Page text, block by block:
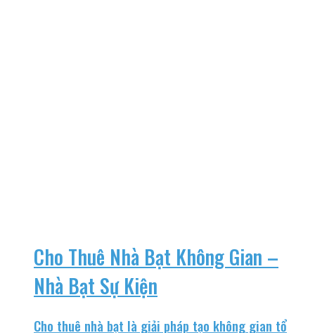
Cho Thuê Nhà Bạt Không Gian –
Nhà Bạt Sự Kiện
Cho thuê nhà bạt là giải pháp tạo không gian tổ